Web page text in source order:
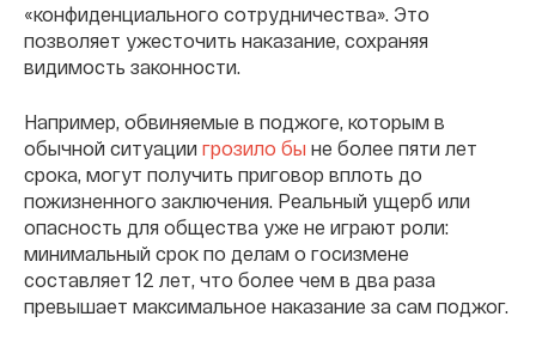
«конфиденциального сотрудничества». Это
позволяет ужесточить наказание, сохраняя
видимость законности.
Например, обвиняемые в поджоге, которым в
обычной ситуации грозило бы не более пяти лет
срока, могут получить приговор вплоть до
пожизненного заключения. Реальный ущерб или
опасность для общества уже не играют роли:
минимальный срок по делам о госизмене
составляет 12 лет, что более чем в два раза
превышает максимальное наказание за сам поджог.